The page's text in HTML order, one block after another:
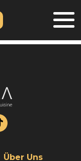
Über Uns